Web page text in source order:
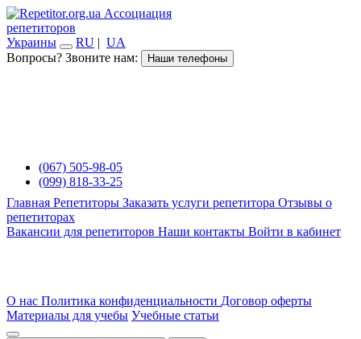
Ассоциация
репетиторов
Украины
RU | UA
Вопросы? Звоните нам:
Наши телефоны
(067) 505-98-05
(099) 818-33-25
Главная Репетиторы Заказать услуги репетитора Отзывы о
репетиторах
Вакансии для репетиторов Наши контакты Войти в кабинет
О нас Политика конфиденциальности Договор оферты
Материалы для учебы Учебные статьи